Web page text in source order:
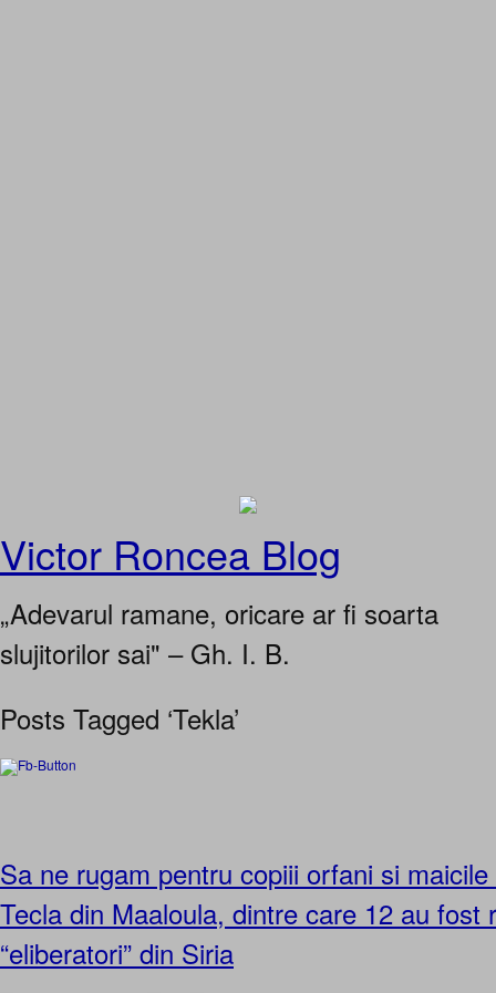
Victor Roncea Blog
„Adevarul ramane, oricare ar fi soarta
slujitorilor sai" – Gh. I. B.
Posts Tagged ‘Tekla’
Sa ne rugam pentru copiii orfani si
Tecla din Maaloula, dintre care 12 au fost
“eliberatori” din Siria